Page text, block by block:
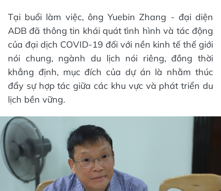
Tại buổi làm việc, ông Yuebin Zhang - đại diện
ADB đã thông tin khái quát tình hình và tác động
của đại dịch COVID-19 đối với nền kinh tế thế giới
nói chung, ngành du lịch nói riêng, đồng thời
khẳng định, mục đích của dự án là nhằm thúc
đẩy sự hợp tác giữa các khu vực và phát triển du
lịch bền vững.